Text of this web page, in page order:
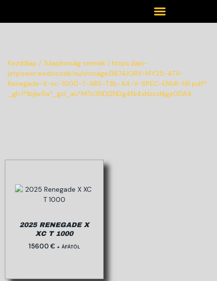
Kezdőlap / Tulajdonság termék / https://api-
jetpower.wedocode.hu/storage/3874/ORV-MY25-ATV-
Renegade-X-xc-1000-T-ABS-T3b-A4-V-SPEC-ENUK-HR.pdf?
_gl=1*1bjlw5a*_gcl_au*MTc3NDI2NDg4Ni4xNzczNjgzODA4
2025 RENEGADE X
XC T 1000
15600 € + ÁFÁTÓL